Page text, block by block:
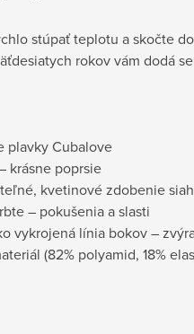
stúpať teplotu a skočte
rokov vám dodá
plavky Cubalove
krásne poprsie
kvetinové zdobenie
– pokušenia a slasti
vykrojená línia bokov –
(82% polyamid, 18%